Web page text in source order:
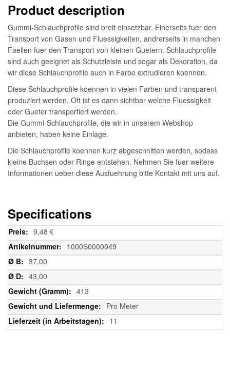
Product description
Gummi-Schlauchprofile sind breit einsetzbar. Einerseits fuer den
Transport von Gasen und Fluessigkeiten, andrerseits in manchen
Faellen fuer den Transport von kleinen Guetern. Schlauchprofile
sind auch geeignet als Schutzleiste und sogar als Dekoration, da
wir diese Schlauchprofile auch in Farbe extrudieren koennen.
Diese Schlauchprofile koennen in vielen Farben und transparent
produziert werden. Oft ist es dann sichtbar welche Fluessigkeit
oder Gueter transportiert werden.
Die Gummi-Schlauchprofile, die wir in unserem Webshop
anbieten, haben keine Einlage.
Die Schlauchprofile koennen kurz abgeschnitten werden, sodass
kleine Buchsen oder Ringe entstehen. Nehmen Sie fuer weitere
Informationen ueber diese Ausfuehrung bitte Kontakt mit uns auf.
Specifications
Weitere
Informationen
9,48 €
1000S0000049
37,00
43,00
413
Pro Meter
11